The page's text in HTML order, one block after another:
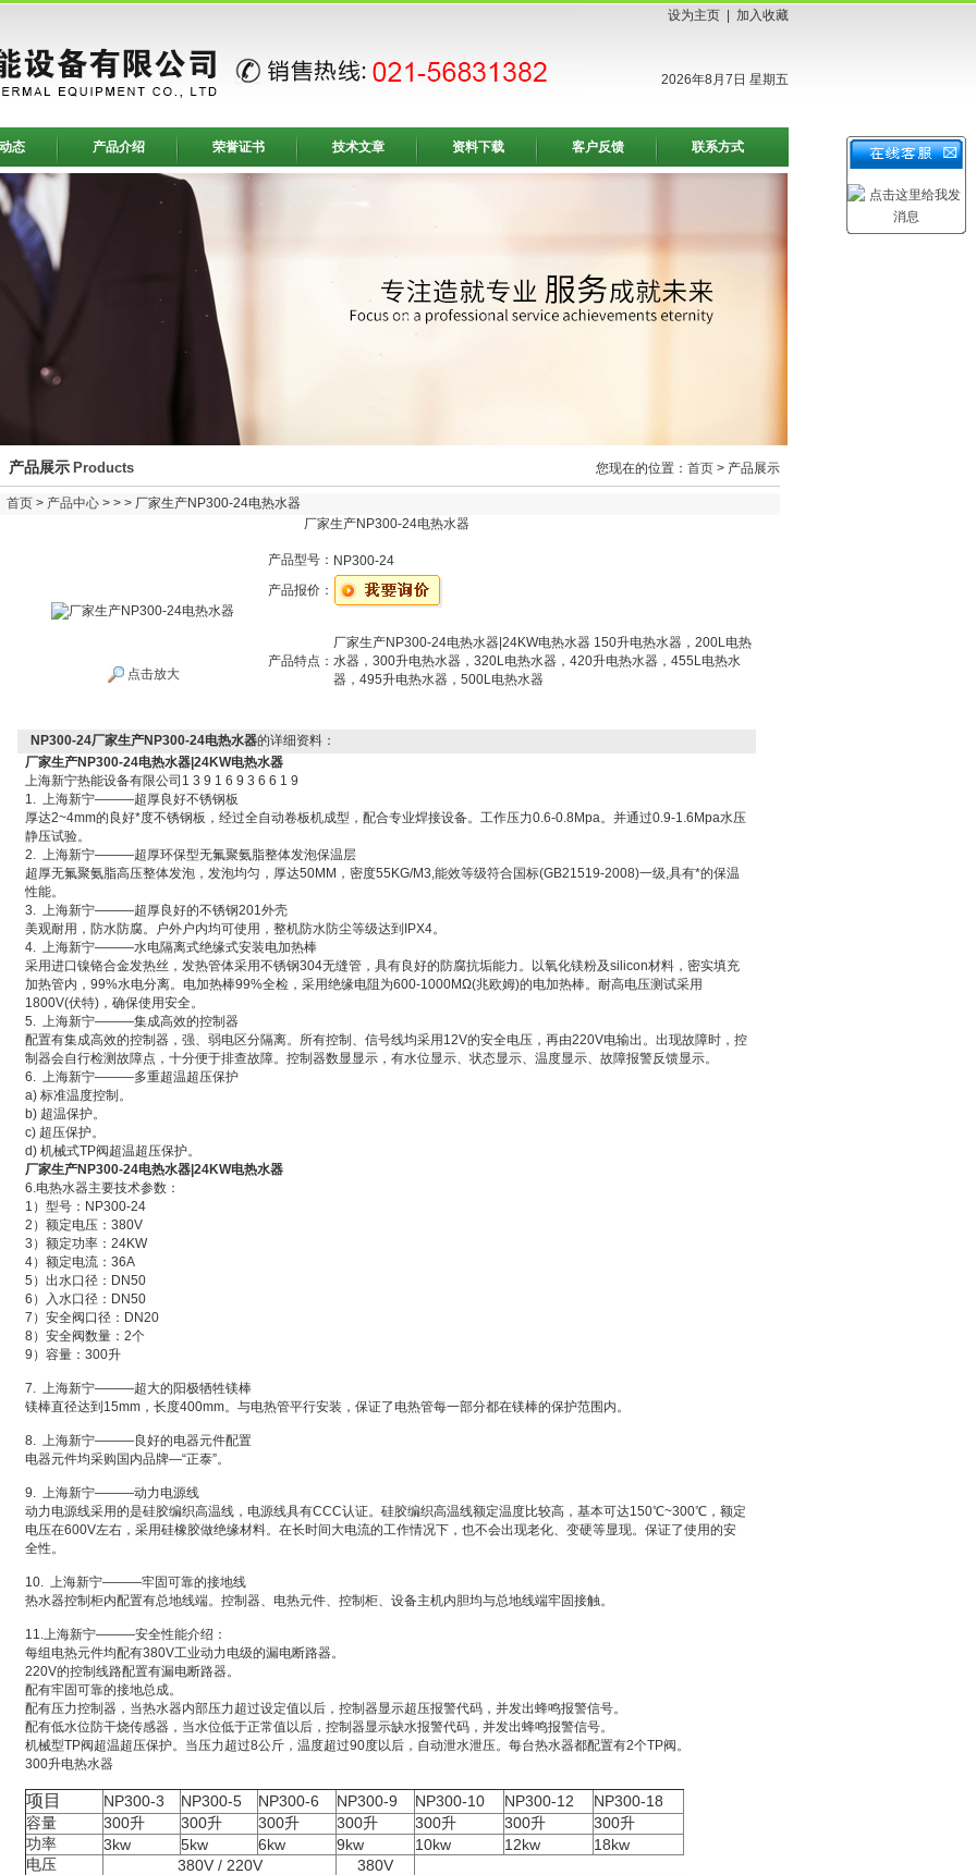
设为主页 加入收藏
2026年8月7日 星期五
态 产品介绍 荣誉证书 技术文章 资料下载 客户反馈 联系方式
产品展示 Products 您现在的位置： 首页 > 产品展示
首页 > 产品中心 > > > 厂家生产NP300-24电热水器
厂家生产NP300-24电热水器
点击放大
产品型号： NP300-24
产品报价：
产品特点：
厂家生产NP300-24电热水器|24KW电热水器 150升电热水器，200L电热
水器，300升电热水器，320L电热水器，420升电热水器，455L电热水
器，495升电热水器，500L电热水器
NP300-24厂家生产NP300-24电热水器的详细资料：
厂家生产NP300-24电热水器|24KW电热水器
上海新宁热能设备有限公司1 3 9 1 6 9 3 6 6 1 9
1. 上海新宁———超厚良好不锈钢板
厚达2~4mm的良好*度不锈钢板，经过全自动卷板机成型，配合专业焊接设备。工作压力0.6-0.8Mpa。并通过0.9-1.6Mpa水压
静压试验。
2. 上海新宁———超厚环保型无氟聚氨脂整体发泡保温层
超厚无氟聚氨脂高压整体发泡，发泡均匀，厚达50MM，密度55KG/M3,能效等级符合国标(GB21519-2008)一级,具有*的保温
性能。
3. 上海新宁———超厚良好的不锈钢201外壳
美观耐用，防水防腐。户外户内均可使用，整机防水防尘等级达到IPX4。
4. 上海新宁———水电隔离式绝缘式安装电加热棒
采用进口镍铬合金发热丝，发热管体采用不锈钢304无缝管，具有良好的防腐抗垢能力。以氧化镁粉及silicon材料，密实填充
加热管内，99%水电分离。电加热棒99%全检，采用绝缘电阻为600-1000MΩ(兆欧姆)的电加热棒。耐高电压测试采用
1800V(伏特)，确保使用安全。
5. 上海新宁———集成高效的控制器
配置有集成高效的控制器，强、弱电区分隔离。所有控制、信号线均采用12V的安全电压，再由220V电输出。出现故障时，控
制器会自行检测故障点，十分便于排查故障。控制器数显显示，有水位显示、状态显示、温度显示、故障报警反馈显示。
6. 上海新宁———多重超温超压保护
a) 标准温度控制。
b) 超温保护。
c) 超压保护。
d) 机械式TP阀超温超压保护。
厂家生产NP300-24电热水器|24KW电热水器
6.电热水器主要技术参数：
1）型号：NP300-24
2）额定电压：380V
3）额定功率：24KW
4）额定电流：36A
5）出水口径：DN50
6）入水口径：DN50
7）安全阀口径：DN20
8）安全阀数量：2个
9）容量：300升
7. 上海新宁———超大的阳极牺牲镁棒
镁棒直径达到15mm，长度400mm。与电热管平行安装，保证了电热管每一部分都在镁棒的保护范围内。
8. 上海新宁———良好的电器元件配置
电器元件均采购国内品牌—“正泰”。
9. 上海新宁———动力电源线
动力电源线采用的是硅胶编织高温线，电源线具有CCC认证。硅胶编织高温线额定温度比较高，基本可达150℃~300℃，额定
电压在600V左右，采用硅橡胶做绝缘材料。在长时间大电流的工作情况下，也不会出现老化、变硬等显现。保证了使用的安
全性。
10. 上海新宁———牢固可靠的接地线
热水器控制柜内配置有总地线端。控制器、电热元件、控制柜、设备主机内胆均与总地线端牢固接触。
11.上海新宁———安全性能介绍：
每组电热元件均配有380V工业动力电级的漏电断路器。
220V的控制线路配置有漏电断路器。
配有牢固可靠的接地总成。
配有压力控制器，当热水器内部压力超过设定值以后，控制器显示超压报警代码，并发出蜂鸣报警信号。
配有低水位防干烧传感器，当水位低于正常值以后，控制器显示缺水报警代码，并发出蜂鸣报警信号。
机械型TP阀超温超压保护。当压力超过8公斤，温度超过90度以后，自动泄水泄压。每台热水器都配置有2个TP阀。
300升电热水器
项目 NP300-3 NP300-5 NP300-6 NP300-9 NP300-10 NP300-12
NP300-18
容量
300升 300升 300升 300升 300升 300升 300升
功率
3kw 5kw 6kw 9kw 10kw 12kw
18kw
电压
380V / 220V
380V